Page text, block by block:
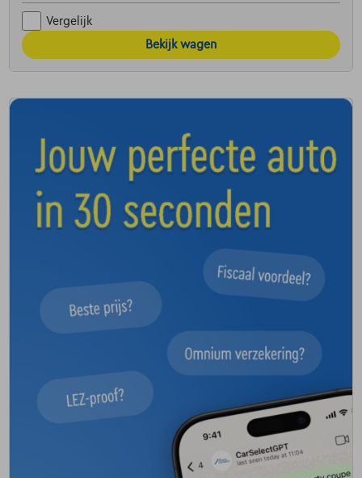
Vergelijk
Bekijk wagen